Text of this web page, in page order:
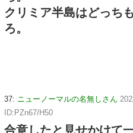
クリミア半島はどっち
ろ。
37: ニューノーマルの名無しさん
ID:PZn67/H50
合意したと見せかけて